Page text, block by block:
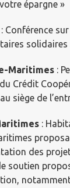
épargne »
: Conférence
solidaires
Maritimes :
du Crédit
siège de
:
des
soutien